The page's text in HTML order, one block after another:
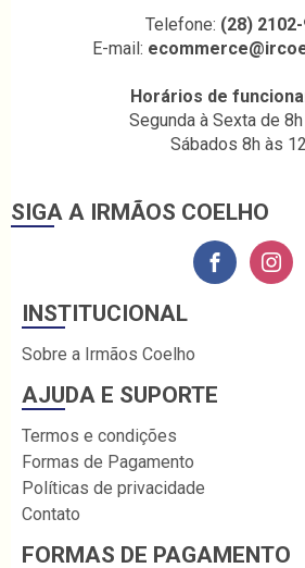
Telefone: (28)
E-mail:
Horários de
Segunda à Sexta de
Sábados 8h às
SIGA A IRMÃOS COELHO
INSTITUCIONAL
Sobre a Irmãos Coelho
AJUDA E SUPORTE
Termos e condições
Formas de Pagamento
Políticas de privacidade
Contato
FORMAS DE PAGAMENTO